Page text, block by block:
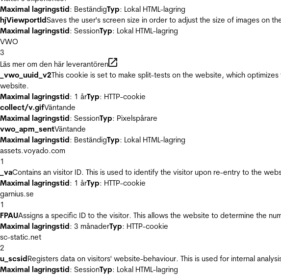
Maximal lagringstid: BeständigTyp: Lokal HTML-lagring
hjViewportIdSaves the user's screen size in order to adjust the size of images on
Maximal lagringstid: SessionTyp: Lokal HTML-lagring
VWO
3
Läs mer om den här leverantören
_vwo_uuid_v2This cookie is set to make split-tests on the website, which
website.
Maximal lagringstid: 1 årTyp: HTTP-cookie
collect/v.gifVäntande
Maximal lagringstid: SessionTyp: Pixelspårare
vwo_apm_sentVäntande
Maximal lagringstid: BeständigTyp: Lokal HTML-lagring
assets.voyado.com
1
_vaContains an visitor ID. This is used to identify the visitor upon re-entry to the
Maximal lagringstid: 1 årTyp: HTTP-cookie
garnius.se
1
FPAUAssigns a specific ID to the visitor. This allows the website to determine the
Maximal lagringstid: 3 månaderTyp: HTTP-cookie
sc-static.net
2
u_scsidRegisters data on visitors' website-behaviour. This is used for internal
Maximal lagringstid: SessionTyp: Lokal HTML-lagring